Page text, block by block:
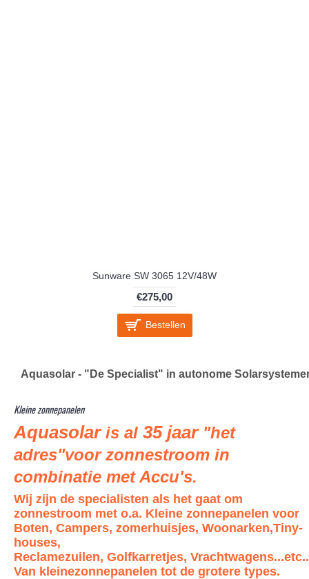
Sunware SW 3065 12V/48W
€275,00
Bestellen
Aquasolar - "De Specialist" in autonome
Kleine zonnepanelen
Aquasolaris al 35 jaar"het
adres"voor zonnestroom in
combinatie met Accu's.
Wij zijn de specialisten als het gaat om
zonnestroom met o.a. Kleine zonnepanelen voor
Boten, Campers, zomerhuisjes, Woonarken,Tiny-
houses,
Reclamezuilen, Golfkarretjes, Vrachtwagens...etc..
Van kleinezonnepanelen tot de grotere types.